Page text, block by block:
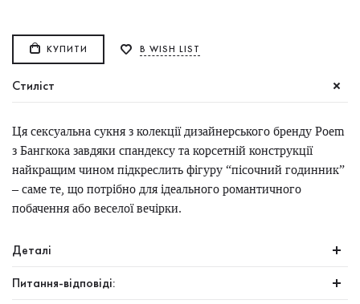
КУПИТИ В WISH LIST
Стиліст
Ця сексуальна сукня з колекції дизайнерського бренду Poem
з Бангкока завдяки спандексу та корсетній конструкції
найкращим чином підкреслить фігуру “пісочний годинник”
– саме те, що потрібно для ідеального романтичного
побачення або веселої вечірки.
Деталі
Питання-відповіді: